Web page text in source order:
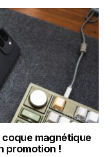
magnétique
promotion !